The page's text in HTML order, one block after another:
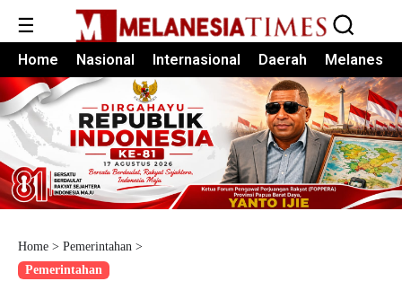
☰
Home Nasional Internasional Daerah Melanesia
Home > Pemerintahan >
Pemerintahan